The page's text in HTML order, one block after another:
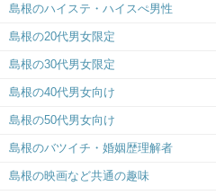
島根のハイステ・ハイスぺ男性
島根の20代男女限定
島根の30代男女限定
島根の40代男女向け
島根の50代男女向け
島根のバツイチ・婚姻歴理解者
島根の映画など共通の趣味